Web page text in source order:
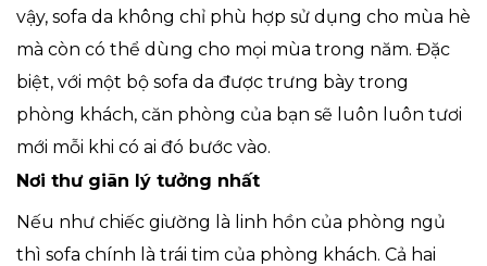
vậy, sofa da không chỉ phù hợp sử dụng cho mùa hè
mà còn có thể dùng cho mọi mùa trong năm. Đặc
biệt, với một bộ sofa da được trưng bày trong
phòng khách, căn phòng của bạn sẽ luôn luôn tươi
mới mỗi khi có ai đó bước vào.
Nơi thư giãn lý tưởng nhất
Nếu như chiếc giường là linh hồn của phòng ngủ
thì sofa chính là trái tim của phòng khách. Cả hai